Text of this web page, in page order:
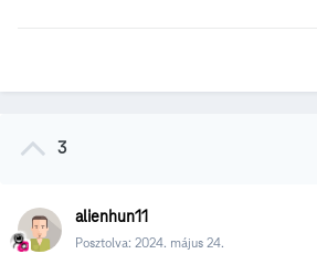
3
alienhun11
Posztolva: 2024. május 24.